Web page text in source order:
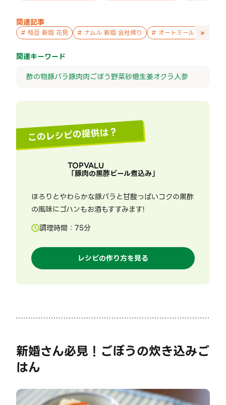
関連記事
# 枝豆 新婚 花見 # ナムル 新婚 会社帰り # オートミール 新婚 パー
>
関連キーワード
酢の物豚バラ豚肉肉ごぼう野菜砂糖生姜オクラ人参
このレシピの提供は？
TOPVALU
「豚肉の黒酢ビール煮込み」
ほろりとやわらかな豚バラと甘酸っぱいコクの黒酢
の風味にゴハンもお酒もすすみます!
調理時間： 75分
レシピの作り方を見る
新婚さん必見！ごぼうの炊き込みご
はん